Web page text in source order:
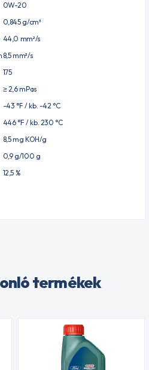
0W-20
0,845 g/cm³
44,0 mm²/s
8,5 mm²/s
175
≥ 2,6 mPas
-43 °F / kb. -42 °C
446 °F / kb. 230 °C
8,5 mg KOH/g
0,9 g/100 g
12,5 %
termékek